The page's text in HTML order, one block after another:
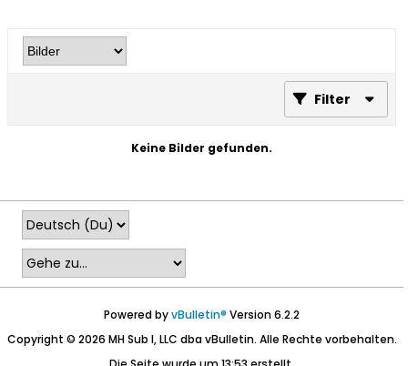
Filter
Keine Bilder gefunden.
Powered byvBulletin® Version 6.2.2
Copyright © 2026 MH Sub I, LLC dba vBulletin. Alle Rechte vorbehalten.